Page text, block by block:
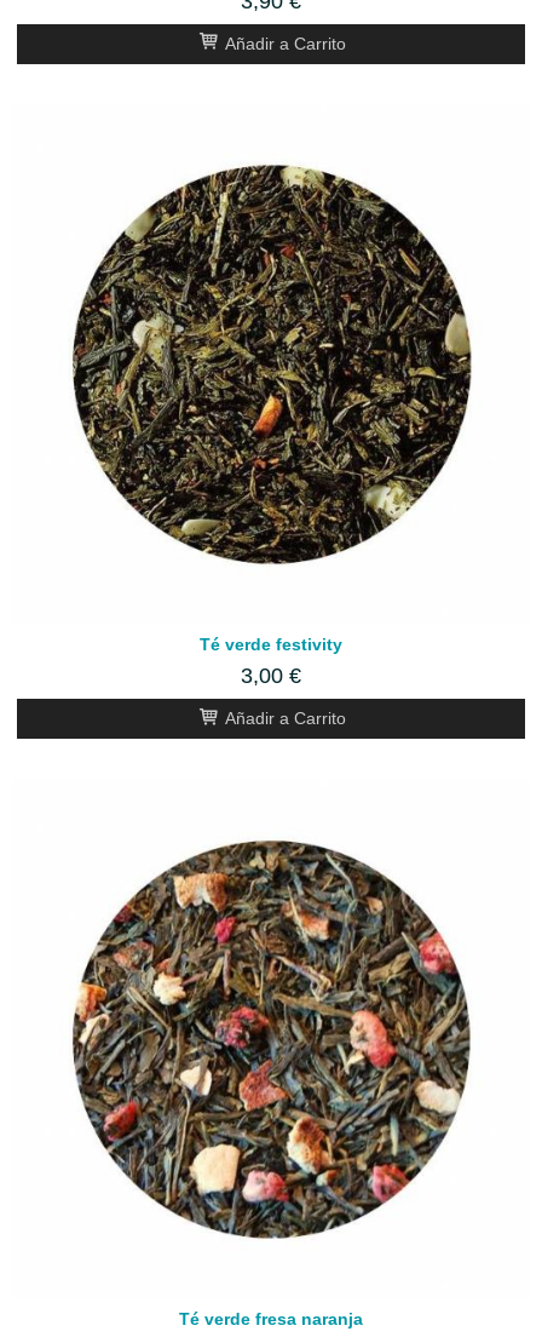
Añadir a Carrito
Té verde festivity
3,00 €
Añadir a Carrito
Té verde fresa naranja